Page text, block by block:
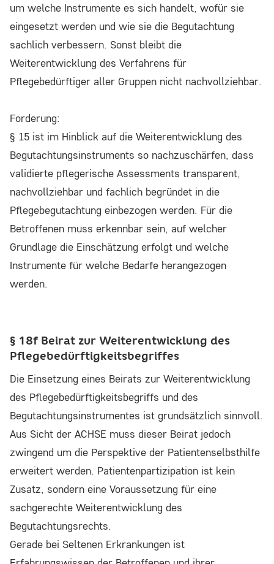
um welche Instrumente es sich handelt, wofür sie
eingesetzt werden und wie sie die Begutachtung
sachlich verbessern. Sonst bleibt die
Weiterentwicklung des Verfahrens für
Pflegebedürftiger aller Gruppen nicht nachvollziehbar.
Forderung:
§ 15 ist im Hinblick auf die Weiterentwicklung des
Begutachtungsinstruments so nachzuschärfen, dass
validierte pflegerische Assessments transparent,
nachvollziehbar und fachlich begründet in die
Pflegebegutachtung einbezogen werden. Für die
Betroffenen muss erkennbar sein, auf welcher
Grundlage die Einschätzung erfolgt und welche
Instrumente für welche Bedarfe herangezogen
werden.
§ 18f Beirat zur Weiterentwicklung des
Pflegebedürftigkeitsbegriffes
Die Einsetzung eines Beirats zur Weiterentwicklung
des Pflegebedürftigkeitsbegriffs und des
Begutachtungsinstrumentes ist grundsätzlich sinnvoll.
Aus Sicht der ACHSE muss dieser Beirat jedoch
zwingend um die Perspektive der Patientenselbsthilfe
erweitert werden. Patientenpartizipation ist kein
Zusatz, sondern eine Voraussetzung für eine
sachgerechte Weiterentwicklung des
Begutachtungsrechts.
Gerade bei Seltenen Erkrankungen ist